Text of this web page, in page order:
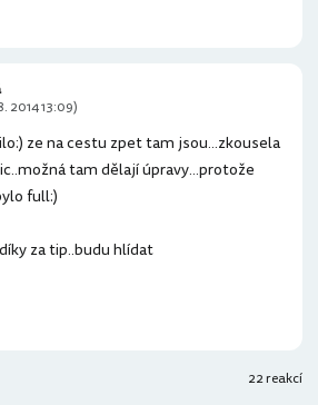
ze na cestu zpet tam jsou...zkousela
tam dělají úpravy...protože
full:)
za tip..budu hlídat
2014 13:09)
22 reakcí